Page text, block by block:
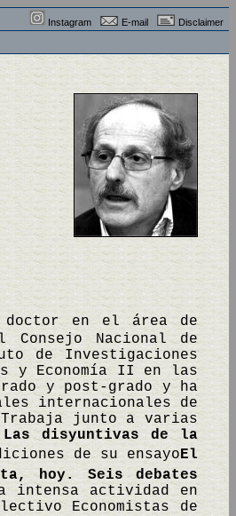
Instagram E-mail Disclaimer
doctor en el área de
Nacional de
de Investigaciones
y Economía II en las
y post-grado y ha
internacionales de
junto a varias
Las disyuntivas de la
de su ensayoEl
hoy. Seis debates
intensa actividad en
Economistas de